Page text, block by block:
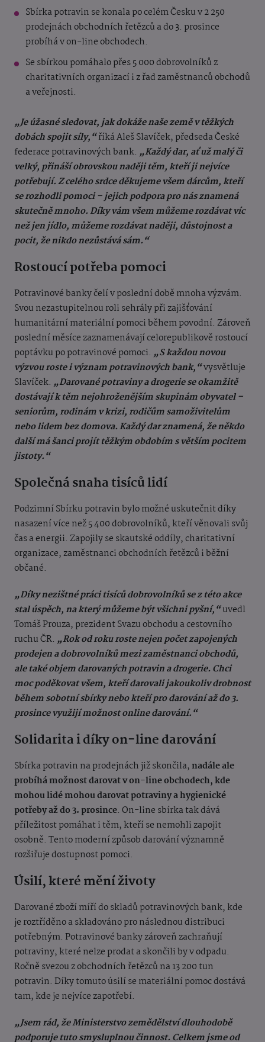
Sbírka potravin se konala po celém Česku v 2 250
prodejnách obchodních řetězců a do 3. prosince
probíhá v on-line obchodech.
Se sbírkou pomáhalo přes 5 000 dobrovolníků z
charitativních organizací i z řad zaměstnanců obchodů
a veřejnosti.
„Je úžasné sledovat, jak dokáže naše země v těžkých
dobách spojit síly,“říká Aleš Slavíček, předseda České
federace potravinových bank. „Každý dar, ať už malý či
velký, přináší obrovskou naději těm, kteří ji nejvíce
potřebují. Z celého srdce děkujeme všem dárcům, kteří
se rozhodli pomoci – jejich podpora pro nás znamená
skutečně mnoho. Díky vám všem můžeme rozdávat víc
než jen jídlo, můžeme rozdávat naději, důstojnost a
pocit, že nikdo nezůstává sám.“
Rostoucí potřeba pomoci
Potravinové banky čelí v poslední době mnoha výzvám.
Svou nezastupitelnou roli sehrály při zajišťování
humanitární materiální pomoci během povodní. Zároveň
poslední měsíce zaznamenávají celorepublikově rostoucí
poptávku po potravinové pomoci. „S každou novou
výzvou roste i význam potravinových bank,“vysvětluje
Slavíček. „Darované potraviny a drogerie se okamžitě
dostávají k těm nejohroženějším skupinám obyvatel –
seniorům, rodinám v krizi, rodičům samoživitelům
nebo lidem bez domova. Každý dar znamená, že někdo
další má šanci projít těžkým obdobím s větším pocitem
jistoty.“
Společná snaha tisíců lidí
Podzimní Sbírku potravin bylo možné uskutečnit díky
nasazení více než 5 400 dobrovolníků, kteří věnovali svůj
čas a energii. Zapojily se skautské oddíly, charitativní
organizace, zaměstnanci obchodních řetězců i běžní
občané.
„Díky nezištné práci tisíců dobrovolníků se z této akce
stal úspěch, na který můžeme být všichni pyšní,“uvedl
Tomáš Prouza, prezident Svazu obchodu a cestovního
ruchu ČR. „Rok od roku roste nejen počet zapojených
prodejen a dobrovolníků mezi zaměstnanci obchodů,
ale také objem darovaných potravin a drogerie. Chci
moc poděkovat všem, kteří darovali jakoukoliv drobnost
během sobotní sbírky nebo kteří pro darování až do 3.
prosince využijí možnost online darování.“
Solidarita i díky on-line darování
Sbírka potravin na prodejnách již skončila, nadále ale
probíhá možnost darovat v on-line obchodech, kde
mohou lidé mohou darovat potraviny a hygienické
potřeby až do 3. prosince. On-line sbírka tak dává
příležitost pomáhat i těm, kteří se nemohli zapojit
osobně. Tento moderní způsob darování významně
rozšiřuje dostupnost pomoci.
Úsilí, které mění životy
Darované zboží míří do skladů potravinových bank, kde
je roztříděno a skladováno pro následnou distribuci
potřebným. Potravinové banky zároveň zachraňují
potraviny, které nelze prodat a skončili by v odpadu.
Ročně svezou z obchodních řetězců na 13 200 tun
potravin. Díky tomuto úsilí se materiální pomoc dostává
tam, kde je nejvíce zapotřebí.
„Jsem rád, že Ministerstvo zemědělství dlouhodobě
podporuje tuto smysluplnou činnost. Celkem jsme od